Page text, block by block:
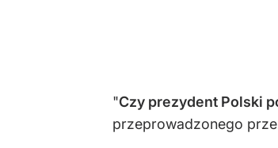
"Czy prezydent Polski
przeprowadzonego